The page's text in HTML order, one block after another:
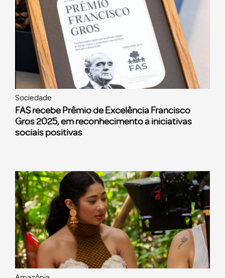
Sociedade
FAS recebe Prêmio de Excelência Francisco
Gros 2025, em reconhecimento a iniciativas
sociais positivas